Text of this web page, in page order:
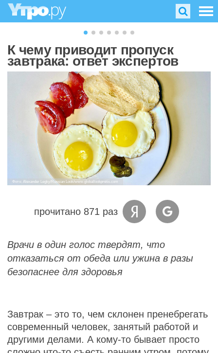
К чему приводит пропуск
завтрака: ответ экспертов
Фото: Alexander Legky/Russian Look/www.globallookpress.com
прочитано 871 раз
Врачи в один голос твердят, что
отказаться от обеда или ужина в разы
безопаснее для здоровья
Завтрак – это то, чем склонен пренебрегать
современный человек, занятый работой и
другими делами. А кому-то бывает просто